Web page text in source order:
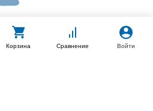
Корзина Сравнение Войти